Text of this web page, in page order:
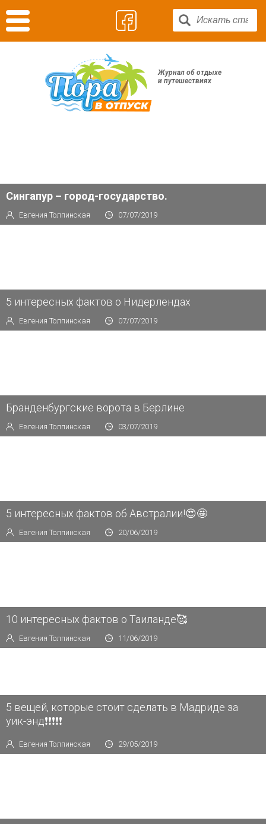
Журнал об отдыхе
и путешествиях
Сингапур – город-государство.
Евгения Толпинская 07/07/2019
5 интересных фактов о Нидерлендах
Евгения Толпинская 07/07/2019
Бранденбургские ворота в Берлине
Евгения Толпинская 03/07/2019
5 интересных фактов об Австралии!😍🤩
Евгения Толпинская 20/06/2019
10 интересных фактов о Таиланде🥰
Евгения Толпинская 11/06/2019
5 вещей, которые стоит сделать в Мадриде за
уик-энд❗️❗️❗️❗️❗️
Евгения Толпинская 29/05/2019